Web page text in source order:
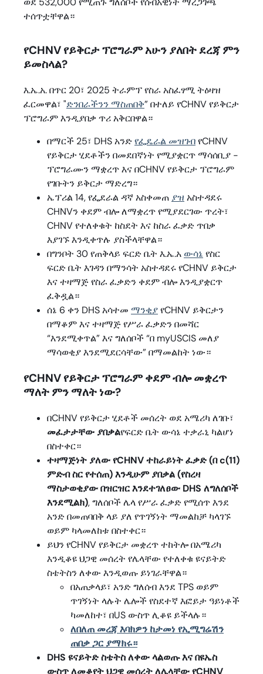
ተሰጥቷቸዋል።
የCHNV የይቅርታ ፕሮግራም አሁን ያለበት ደረጃ ምን
ይመስላል?
እ.ኤ.አ. በጥር 20፣ 2025 ትራምፕ የስራ አስፈፃሚ ትዕዛዝ
ፈርመዋል፣ "ድንበራችንን ማስጠበቅ” በተለይ የCHNV የይቅርታ
ፕሮግራም እንዲያበቃ ጥሪ አቅርበዋል።
በማርች 25፣ DHS አንድየፌዴራል መዝገብየCHNV
የይቅርታ ሂደቶችን በመደበኛነት የሚያቋርጥ ማሳሰቢያ -
ፕሮግራሙን ማቋረጥ እና በCHNV የይቅርታ ፕሮግራም
የገቡትን ይቅርታ ማድረግ።
ኤፕሪል 14, የፌደራል ዳኛ አስቀመጠ ያዝ አስተዳደሩ
CHNVን ቀደም ብሎ ለማቋረጥ የሚያደርገው ጥረት፣
CHNV የተለቀቁት ከስደት እና ከስራ ፈቃድ ጥበቃ
እያገኙ እንዲቀጥሉ ያስችላቸዋል።
በግንቦት 30 የጠቅላይ ፍርድ ቤት እ.ኤ.አ ውሳኔ የስር
ፍርድ ቤት እገዳን በማንሳት አስተዳደሩ የCHNV ይቅርታ
እና ተዛማጅ የስራ ፈቃድን ቀደም ብሎ እንዲያቋርጥ
ፈቅዷል።
ሰኔ 6 ቀን DHS አሳተመ ማንቂያየCHNV ይቅርታን
በማቆም እና ተዛማጅ የሥራ ፈቃድን በመሻር
“እንደሚቀጥል” እና ግለሰቦች “በ myUSCIS መለያ
ማሳወቂያ እንደሚደርሳቸው” በማመልከት ነው።
የCHNV የይቅርታ ፕሮግራም ቀደም ብሎ መቋረጥ
ማለት ምን ማለት ነው?
በCHNV የይቅርታ ሂደቶች መሰረት ወደ አሜሪካ ለገቡ፣
መፈታታቸው ያበቃልየፍርድ ቤት ውሳኔ ተቃራኒ ካልሆነ
በስተቀር።
ተዛማጅነት ያለው የCHNV ተከራይነት ፈቃድ (በ c(11)
ምድብ ስር የተሰጠ) እንዲሁም ያበቃል (የስረዛ
ማስታወቂያው በዝርዝር እንደተገለፀው DHS ለግለሰቦች
እንደሚልክ), ግለሰቦች ሌላ የሥራ ፈቃድ የሚሰጥ እንደ
አንድ በመጠባበቅ ላይ ያለ የጥገኝነት ማመልከቻ ካላገኙ
ወይም ካላመለከቱ በስተቀር።
ይህን የCHNV የይቅርታ መቋረጥ ተከትሎ በአሜሪካ
እንዲቆዩ ህጋዊ መሰረት የሌላቸው የተለቀቁ ዩናይትድ
ስቴትስን ለቀው እንዲወጡ ይነገራቸዋል።
በአጠቃላይ፣ አንድ ግለሰብ እንደ TPS ወይም
ጥገኝነት ላሉት ሌሎች የስደተኛ እፎይታ ዓይነቶች
ካመለከተ፣ በUS ውስጥ ሊቆዩ ይችላሉ።
ለበለጠ መረጃ እባክዎን ከታመነ የኢሚግሬሽን
ጠበቃ ጋር ያማክሩ።
DHS ዩናይትድ ስቴትስ ለቀው ላልወጡ እና በዩኤስ
ውስጥ ለመቆየት ህጋዊ መሰረት ለሌላቸው የCHNV